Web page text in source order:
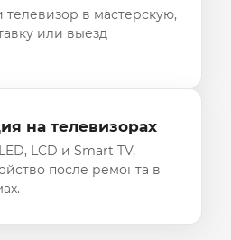
в мастерскую,
или выезд
на телевизорах
LCD и Smart TV,
после ремонта в